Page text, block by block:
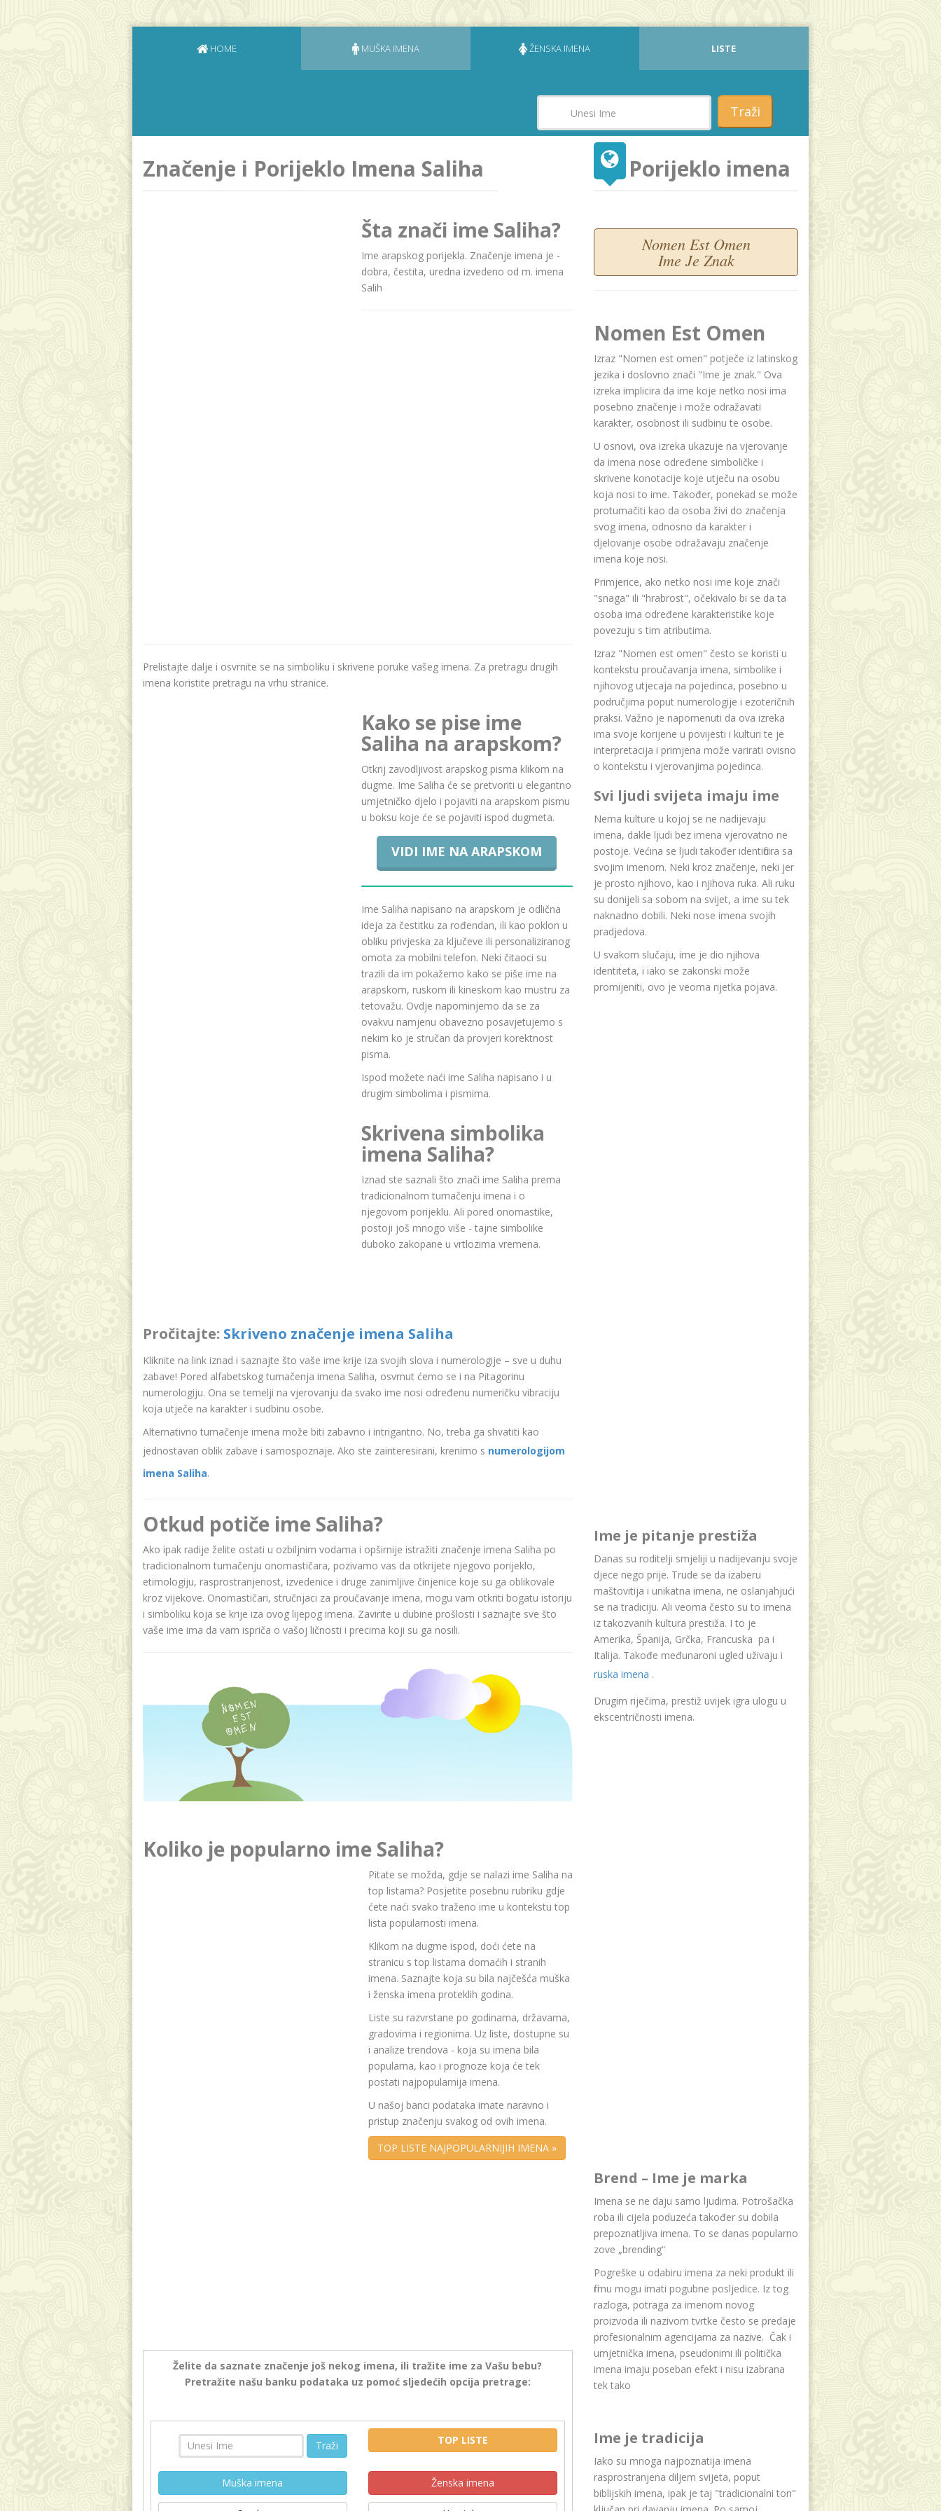
HOME MUŠKA IMENA ŽENSKA IMENA LISTE
Traži
Značenje i Porijeklo Imena Saliha
Šta znači ime Saliha?
Ime arapskog porijekla. Značenje imena je -
dobra, čestita, uredna izvedeno od m. imena
Salih
Prelistajte dalje i osvrnite se na simboliku i skrivene poruke vašeg imena. Za pretragu drugih
imena koristite pretragu na vrhu stranice.
Kako se pise ime
Saliha na arapskom?
Otkrij zavodljivost arapskog pisma klikom na
dugme. Ime Saliha će se pretvoriti u elegantno
umjetničko djelo i pojaviti na arapskom pismu
u boksu koje će se pojaviti ispod dugmeta.
VIDI IME NA ARAPSKOM
Ime Saliha napisano na arapskom je odlična
ideja za čestitku za rođendan, ili kao poklon u
obliku privjeska za ključeve ili personaliziranog
omota za mobilni telefon. Neki čitaoci su
trazili da im pokažemo kako se piše ime na
arapskom, ruskom ili kineskom kao mustru za
tetovažu. Ovdje napominjemo da se za
ovakvu namjenu obavezno posavjetujemo s
nekim ko je stručan da provjeri korektnost
pisma.
Ispod možete naći ime Saliha napisano i u
drugim simbolima i pismima.
Skrivena simbolika
imena Saliha?
Iznad ste saznali što znači ime Saliha prema
tradicionalnom tumačenju imena i o
njegovom porijeklu. Ali pored onomastike,
postoji još mnogo više - tajne simbolike
duboko zakopane u vrtlozima vremena.
Pročitajte: Skriveno značenje imena Saliha
Kliknite na link iznad i saznajte što vaše ime krije iza svojih slova i numerologije – sve u duhu
zabave! Pored alfabetskog tumačenja imena Saliha, osvrnut ćemo se i na Pitagorinu
numerologiju. Ona se temelji na vjerovanju da svako ime nosi određenu numeričku vibraciju
koja utječe na karakter i sudbinu osobe.
Alternativno tumačenje imena može biti zabavno i intrigantno. No, treba ga shvatiti kao
jednostavan oblik zabave i samospoznaje. Ako ste zainteresirani, krenimo s numerologijom
imena Saliha.
Otkud potiče ime Saliha?
Ako ipak radije želite ostati u ozbiljnim vodama i opširnije istražiti značenje imena Saliha po
tradicionalnom tumačenju onomastičara, pozivamo vas da otkrijete njegovo porijeklo,
etimologiju, rasprostranjenost, izvedenice i druge zanimljive činjenice koje su ga oblikovale
kroz vijekove. Onomastičari, stručnjaci za proučavanje imena, mogu vam otkriti bogatu istoriju
i simboliku koja se krije iza ovog lijepog imena. Zavirite u dubine prošlosti i saznajte sve što
vaše ime ima da vam ispriča o vašoj ličnosti i precima koji su ga nosili.
Koliko je popularno ime Saliha?
Pitate se možda, gdje se nalazi ime Saliha na
top listama? Posjetite posebnu rubriku gdje
ćete naći svako traženo ime u kontekstu top
lista popularnosti imena.
Klikom na dugme ispod, doći ćete na
stranicu s top listama domaćih i stranih
imena. Saznajte koja su bila najčešća muška
i ženska imena proteklih godina.
Liste su razvrstane po godinama, državama,
gradovima i regionima. Uz liste, dostupne su
i analize trendova - koja su imena bila
popularna, kao i prognoze koja će tek
postati najpopularnija imena.
U našoj banci podataka imate naravno i
pristup značenju svakog od ovih imena.
TOP LISTE NAJPOPULARNIJIH IMENA »
Želite da saznate značenje još nekog imena, ili tražite ime za Vašu bebu?
Pretražite našu banku podataka uz pomoć sljedećih opcija pretrage:
Traži TOP LISTE
Muška imena Ženska imena
Porijeklo imena
Nomen Est Omen
Ime Je Znak
Nomen Est Omen
Izraz "Nomen est omen" potječe iz latinskog
jezika i doslovno znači "Ime je znak." Ova
izreka implicira da ime koje netko nosi ima
posebno značenje i može odražavati
karakter, osobnost ili sudbinu te osobe.
U osnovi, ova izreka ukazuje na vjerovanje
da imena nose određene simboličke i
skrivene konotacije koje utječu na osobu
koja nosi to ime. Također, ponekad se može
protumačiti kao da osoba živi do značenja
svog imena, odnosno da karakter i
djelovanje osobe odražavaju značenje
imena koje nosi.
Primjerice, ako netko nosi ime koje znači
"snaga" ili "hrabrost", očekivalo bi se da ta
osoba ima određene karakteristike koje
povezuju s tim atributima.
Izraz "Nomen est omen" često se koristi u
kontekstu proučavanja imena, simbolike i
njihovog utjecaja na pojedinca, posebno u
područjima poput numerologije i ezoteričnih
praksi. Važno je napomenuti da ova izreka
ima svoje korijene u povijesti i kulturi te je
interpretacija i primjena može varirati ovisno
o kontekstu i vjerovanjima pojedinca.
Svi ljudi svijeta imaju ime
Nema kulture u kojoj se ne nadijevaju
imena, dakle ljudi bez imena vjerovatno ne
postoje. Većina se ljudi također identificira sa
svojim imenom. Neki kroz značenje, neki jer
je prosto njihovo, kao i njihova ruka. Ali ruku
su donijeli sa sobom na svijet, a ime su tek
naknadno dobili. Neki nose imena svojih
pradjedova.
U svakom slučaju, ime je dio njihova
identiteta, i iako se zakonski može
promijeniti, ovo je veoma rijetka pojava.
Ime je pitanje prestiža
Danas su roditelji smjeliji u nadijevanju svoje
djece nego prije. Trude se da izaberu
maštovitija i unikatna imena, ne oslanjahjući
se na tradiciju. Ali veoma često su to imena
iz takozvanih kultura prestiža. I to je
Amerika, Španija, Grčka, Francuska pa i
Italija. Takođe međunaroni ugled uživaju i
ruska imena .
Drugim riječima, prestiž uvijek igra ulogu u
ekscentričnosti imena.
Brend – Ime je marka
Imena se ne daju samo ljudima. Potrošačka
roba ili cijela poduzeća također su dobila
prepoznatljiva imena. To se danas popularno
zove „brending“
Pogreške u odabiru imena za neki produkt ili
firmu mogu imati pogubne posljedice. Iz tog
razloga, potraga za imenom novog
proizvoda ili nazivom tvrtke često se predaje
profesionalnim agencijama za nazive. Čak i
umjetnička imena, pseudonimi ili politička
imena imaju poseban efekt i nisu izabrana
tek tako
Ime je tradicija
Iako su mnoga najpoznatija imena
rasprostranjena diljem svijeta, poput
biblijskih imena, ipak je taj "tradicionalni ton"